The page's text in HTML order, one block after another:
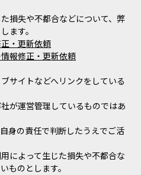
損失や不都合などについて、弊
ます。
・更新依頼
報修正・更新依頼
サイトなどへリンクをしている
が運営管理しているものではあ
身の責任で判断したうえでご活
によって生じた損失や不都合な
ものとします。